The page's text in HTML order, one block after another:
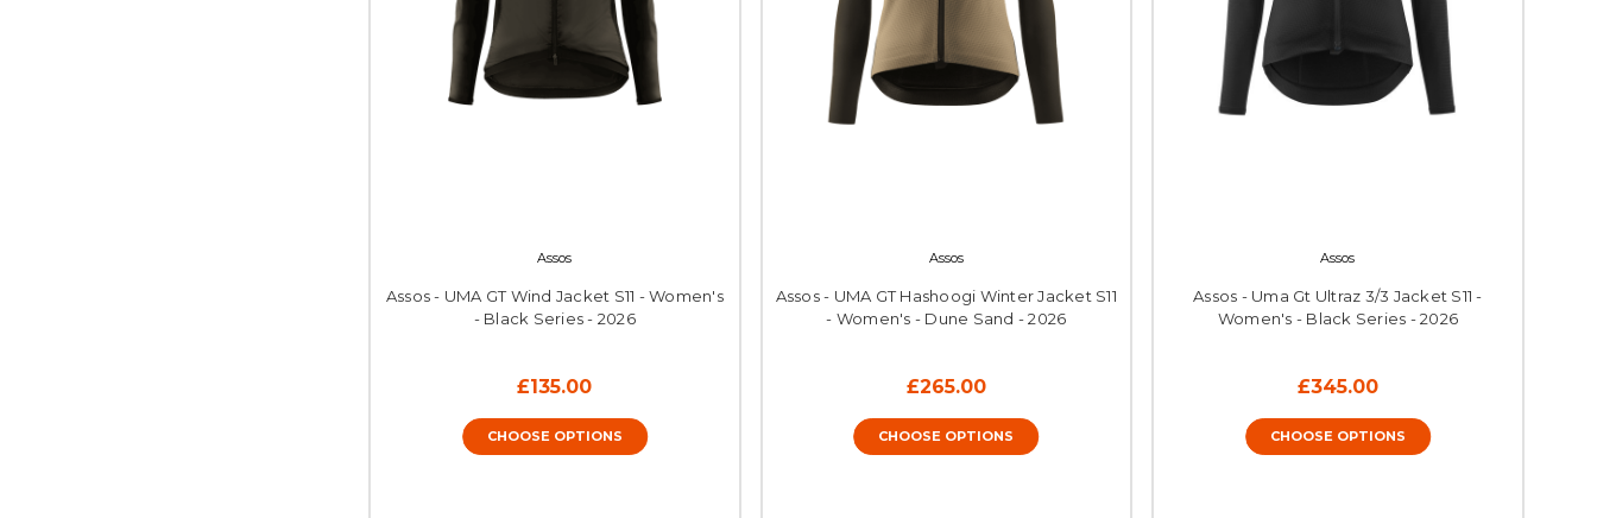
Assos
Assos - UMA GT Wind Jacket S11 - Women's
- Black Series - 2026
£135.00
CHOOSE OPTIONS
Assos
Assos - UMA GT Hashoogi Winter Jacket S11
- Women's - Dune Sand - 2026
£265.00
CHOOSE OPTIONS
Assos
Assos - Uma Gt Ultraz 3/3 Jacket S11 -
Women's - Black Series - 2026
£345.00
CHOOSE OPTIONS